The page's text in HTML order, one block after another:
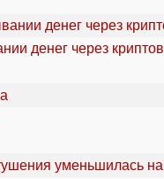
денег через